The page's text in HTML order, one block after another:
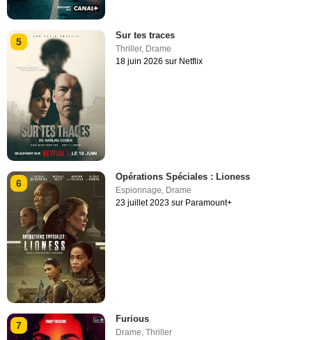
5
Sur tes traces
Thriller, Drame
18 juin 2026 sur Netflix
6
Opérations Spéciales : Lioness
Espionnage, Drame
23 juillet 2023 sur Paramount+
7
Furious
Drame ,Thriller